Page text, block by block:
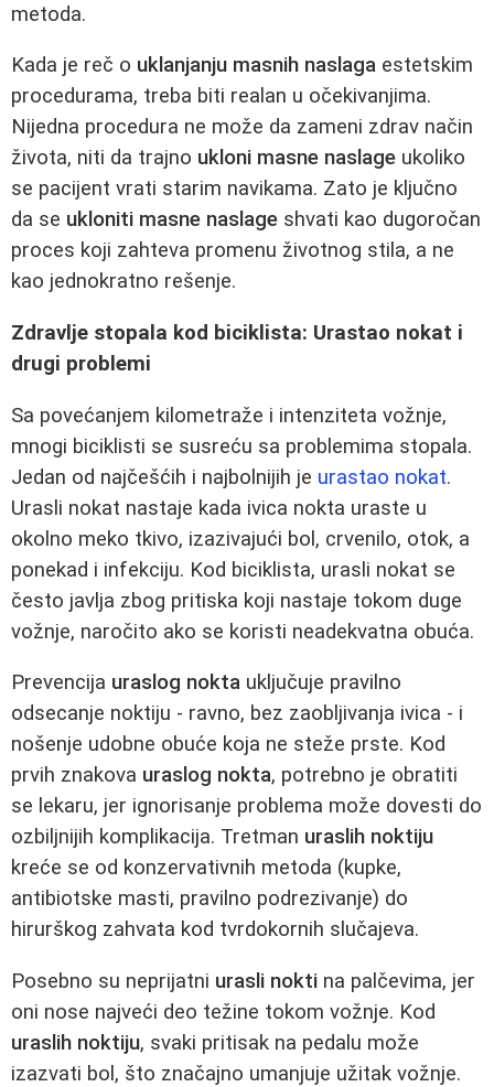
metoda.
Kada je reč o uklanjanju masnih naslaga estetskim
procedurama, treba biti realan u očekivanjima.
Nijedna procedura ne može da zameni zdrav način
života, niti da trajno ukloni masne naslage ukoliko
se pacijent vrati starim navikama. Zato je ključno
da se ukloniti masne naslage shvati kao dugoročan
proces koji zahteva promenu životnog stila, a ne
kao jednokratno rešenje.
Zdravlje stopala kod biciklista: Urastao nokat i
drugi problemi
Sa povećanjem kilometraže i intenziteta vožnje,
mnogi biciklisti se susreću sa problemima stopala.
Jedan od najčešćih i najbolnijih je urastao nokat.
Urasli nokat nastaje kada ivica nokta uraste u
okolno meko tkivo, izazivajući bol, crvenilo, otok, a
ponekad i infekciju. Kod biciklista, urasli nokat se
često javlja zbog pritiska koji nastaje tokom duge
vožnje, naročito ako se koristi neadekvatna obuća.
Prevencija uraslog nokta uključuje pravilno
odsecanje noktiju - ravno, bez zaobljivanja ivica - i
nošenje udobne obuće koja ne steže prste. Kod
prvih znakova uraslog nokta, potrebno je obratiti
se lekaru, jer ignorisanje problema može dovesti do
ozbiljnijih komplikacija. Tretman uraslih noktiju
kreće se od konzervativnih metoda (kupke,
antibiotske masti, pravilno podrezivanje) do
hirurškog zahvata kod tvrdokornih slučajeva.
Posebno su neprijatni urasli nokti na palčevima, jer
oni nose najveći deo težine tokom vožnje. Kod
uraslih noktiju, svaki pritisak na pedalu može
izazvati bol, što značajno umanjuje užitak vožnje.